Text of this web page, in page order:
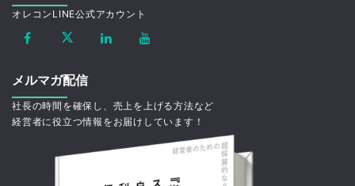
オレコンLINE公式アカウント
メルマガ配信
社長の時間を確保し、売上を上げる方法など
経営者に役立つ情報をお届けしています！